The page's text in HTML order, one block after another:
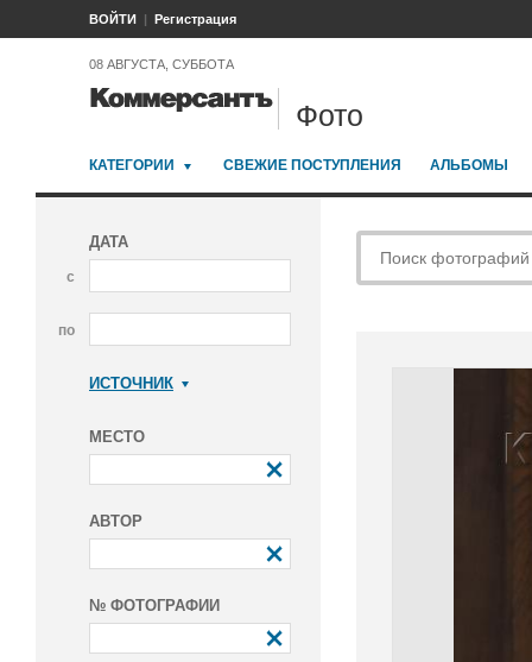
ВОЙТИ Регистрация
08 АВГУСТА, СУББОТА
Фото
КАТЕГОРИИ СВЕЖИЕ ПОСТУПЛЕНИЯ АЛЬБОМЫ
ДАТА
с
по
ИСТОЧНИК
МЕСТО
АВТОР
№ ФОТОГРАФИИ